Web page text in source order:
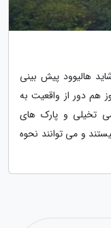
هالیوود پیش بینی
هم دور از واقعیت به
تخیلی و پارک های
و می توانند نحوه